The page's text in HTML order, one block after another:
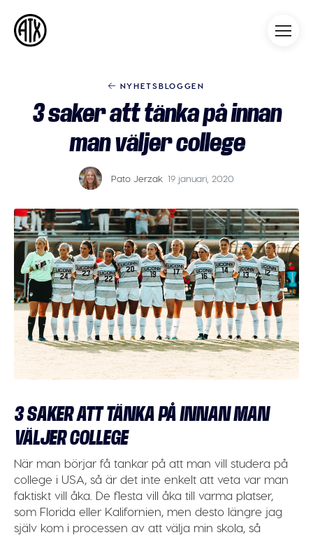
NYHETSBLOGGEN
3 saker att tänka på innan
man väljer college
Pato Jerzak 19 januari, 2020
3 SAKER ATT TÄNKA PÅ INNAN MAN
VÄLJER COLLEGE
När man börjar få tankar på att man vill studera på
college i USA, så är det inte enkelt att veta var man
faktiskt vill åka. De flesta vill åka till varma platser,
som Florida eller Kalifornien, men desto längre jag
själv kom i processen av att välja min skola, så